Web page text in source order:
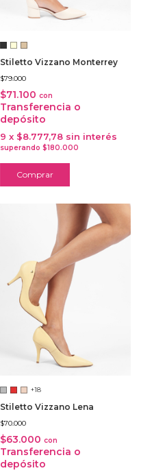
Stiletto Vizzano Monterrey
$79.000
$71.100 con
Transferencia o
depósito
9 x $8.777,78 sin interés
Comprar
+18
Stiletto Vizzano Lena
$70.000
$63.000 con
Transferencia o
depósito